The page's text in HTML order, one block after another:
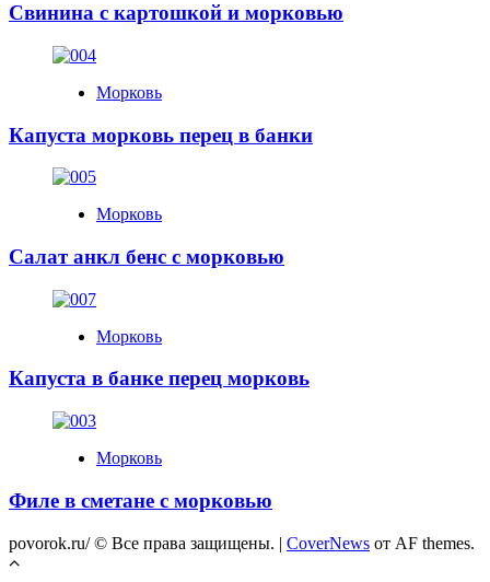
Свинина с картошкой и морковью
Морковь
Капуста морковь перец в банки
Морковь
Салат анкл бенс с морковью
Морковь
Капуста в банке перец морковь
Морковь
Филе в сметане с морковью
povorok.ru/ © Все права защищены. | CoverNews от AF themes.